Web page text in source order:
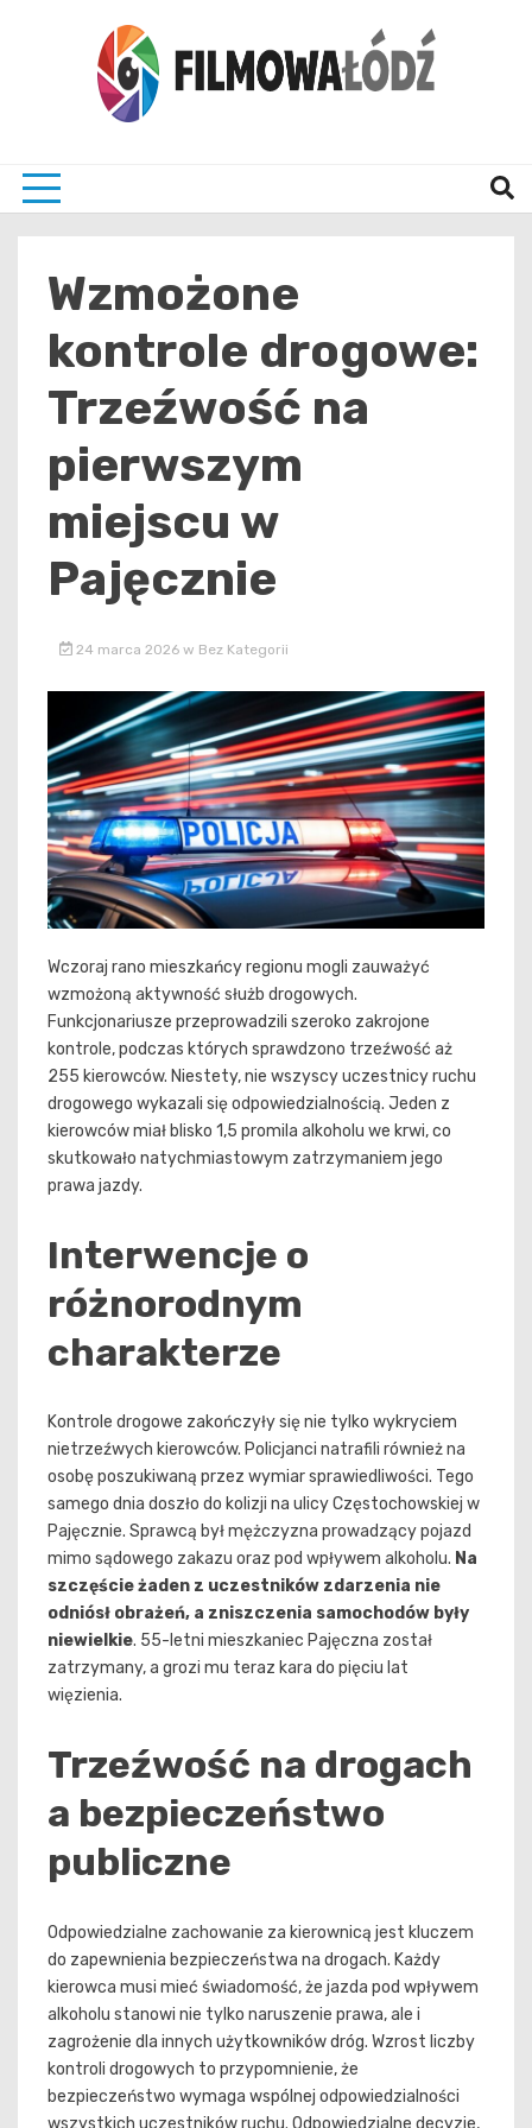
Wzmożone
kontrole drogowe:
Trzeźwość na
pierwszym
miejscu w
Pajęcznie
24 marca 2026 w Bez Kategorii
Wczoraj rano mieszkańcy regionu mogli zauważyć
wzmożoną aktywność służb drogowych.
Funkcjonariusze przeprowadzili szeroko zakrojone
kontrole, podczas których sprawdzono trzeźwość aż
255 kierowców. Niestety, nie wszyscy uczestnicy ruchu
drogowego wykazali się odpowiedzialnością. Jeden z
kierowców miał blisko 1,5 promila alkoholu we krwi, co
skutkowało natychmiastowym zatrzymaniem jego
prawa jazdy.
Interwencje o
różnorodnym
charakterze
Kontrole drogowe zakończyły się nie tylko wykryciem
nietrzeźwych kierowców. Policjanci natrafili również na
osobę poszukiwaną przez wymiar sprawiedliwości. Tego
samego dnia doszło do kolizji na ulicy Częstochowskiej w
Pajęcznie. Sprawcą był mężczyzna prowadzący pojazd
mimo sądowego zakazu oraz pod wpływem alkoholu. Na
szczęście żaden z uczestników zdarzenia nie
odniósł obrażeń, a zniszczenia samochodów były
niewielkie. 55-letni mieszkaniec Pajęczna został
zatrzymany, a grozi mu teraz kara do pięciu lat
więzienia.
Trzeźwość na drogach
a bezpieczeństwo
publiczne
Odpowiedzialne zachowanie za kierownicą jest kluczem
do zapewnienia bezpieczeństwa na drogach. Każdy
kierowca musi mieć świadomość, że jazda pod wpływem
alkoholu stanowi nie tylko naruszenie prawa, ale i
zagrożenie dla innych użytkowników dróg. Wzrost liczby
kontroli drogowych to przypomnienie, że
bezpieczeństwo wymaga wspólnej odpowiedzialności
wszystkich uczestników ruchu. Odpowiedzialne decyzje,